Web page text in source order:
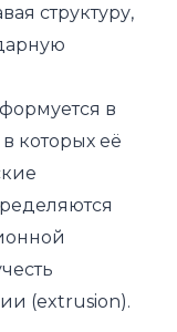
структуру,
в
которых её
(extrusion).